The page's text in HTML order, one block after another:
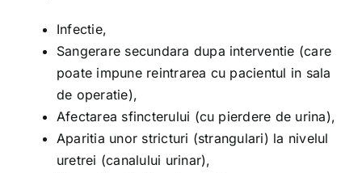
Infectie,
Sangerare secundara dupa interventie (care
poate impune reintrarea cu pacientul in sala
de operatie),
Afectarea sfincterului (cu pierdere de urina),
Aparitia unor stricturi (strangulari) la nivelul
uretrei (canalului urinar),